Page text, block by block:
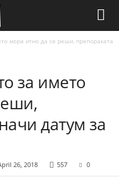
мора итно да се реши, препораката
за името
датум за
26, 2018 557 0